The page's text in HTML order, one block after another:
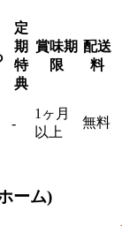
定
期
特
典
賞味期
限
配送
料
-
1ヶ月
以上
無料
ーム)